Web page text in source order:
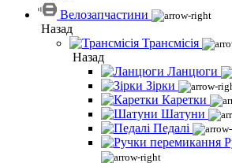
Велозапчастини
Назад
Трансмісія
Назад
Ланцюги
Зірки
Каретки
Шатуни
Педалі